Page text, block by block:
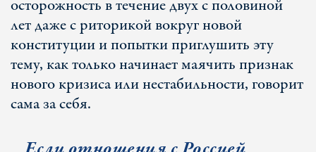
осторожность в течение двух с половиной
лет даже с риторикой вокруг новой
конституции и попытки приглушить эту
тему, как только начинает маячить признак
нового кризиса или нестабильности, говорит
сама за себя.